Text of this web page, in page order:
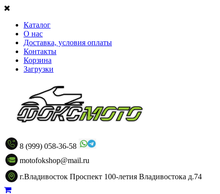
Каталог
О нас
Доставка, условия оплаты
Контакты
Корзина
Загрузки
8 (999) 058-36-58
motofokshop@mail.ru
г.Владивосток Проспект 100-летия Владивостока д.74